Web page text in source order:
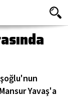
Yavaş'a